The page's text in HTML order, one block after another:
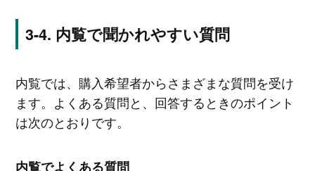
内覧で聞かれやすい質問
内覧では、購入希望者からさまざまな質問を受け
ます。よくある質問と、回答するときのポイント
は次のとおりです。
内覧でよくある質問